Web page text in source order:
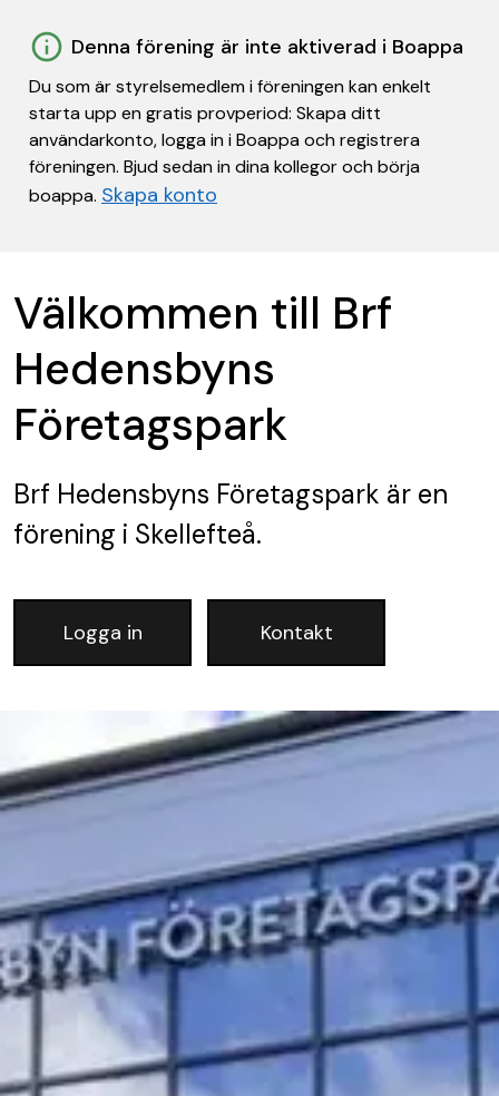
Denna förening är inte aktiverad i Boappa
Du som är styrelsemedlem i föreningen kan enkelt
starta upp en gratis provperiod: Skapa ditt
användarkonto, logga in i Boappa och registrera
föreningen. Bjud sedan in dina kollegor och börja
boappa. Skapa konto
Välkommen till Brf
Hedensbyns
Företagspark
Brf Hedensbyns Företagspark är en
förening i Skellefteå.
Logga in Kontakt